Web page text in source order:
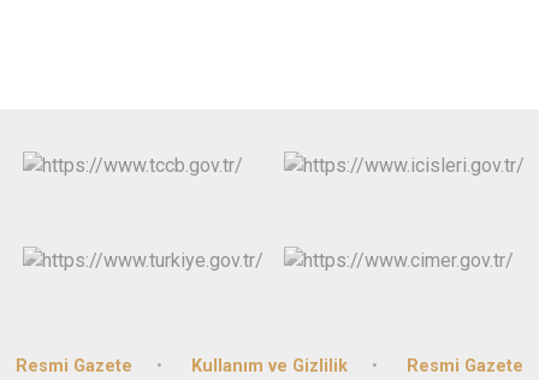
Resmi Gazete Kullanım ve Gizlilik Resmi Gazete